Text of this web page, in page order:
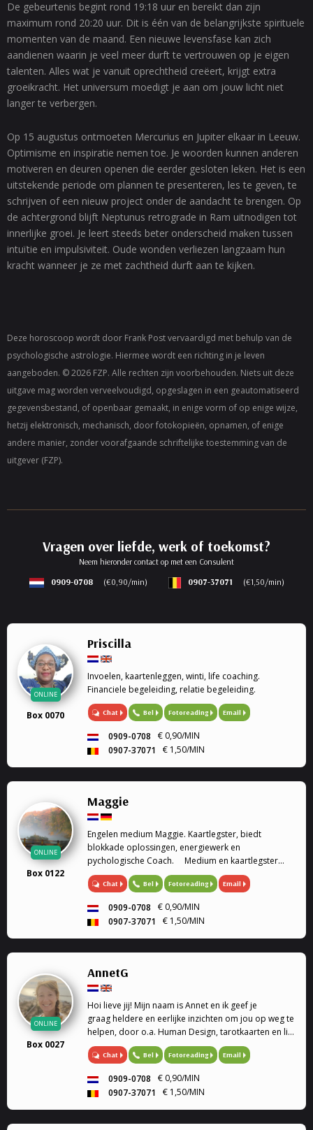
De gebeurtenis begint rond 19:18 uur en bereikt dan zijn
maximum rond 20:20 uur. Dit is één van de belangrijkste spirituele
momenten van de maand. Een nieuwe levensfase kan zich
aandienen waarin je veel meer durft te vertrouwen op je eigen
talenten. Alles wat je vanuit oprechtheid creëert, krijgt extra
groeikracht. Het universum moedigt je aan om jouw licht niet
langer te verbergen.
Op 15 augustus ontmoeten Mercurius en Jupiter elkaar in Leeuw.
Optimisme en inspiratie nemen toe. Je woorden kunnen anderen
motiveren en deuren openen die eerder gesloten leken. Het is een
uitstekende periode om plannen te presenteren, les te geven, te
schrijven of een nieuw project onder de aandacht te brengen. Op
de achtergrond blijft Neptunus retrograde in Ram uitnodigen tot
innerlijke groei. Je leert steeds beter onderscheid maken tussen
intuïtie en impulsiviteit. Oude wonden verliezen langzaam hun
kracht wanneer je ze met zachtheid durft aan te kijken.
Deze horoscoop wordt door Frank Post vervaardigd met behulp van de
psychologische astrologie. Hiermee wordt een richting in je leven
aangeboden. © 2026 FZP. Alle rechten zijn voorbehouden. Niets uit deze
uitgave mag worden verveelvoudigd, opgeslagen in een geautomatiseerd
gegevensbestand, of openbaar gemaakt, in enige vorm of op enige wijze,
hetzij elektronisch, mechanisch, door fotokopieën, opnamen, of enige
andere manier, zonder voorafgaande schriftelijke toestemming van de
uitgever (FZP).
Vragen over liefde, werk of toekomst?
Neem hieronder contact op met een Consulent
0909-0708
(€0,90/min) 0907-37071 (€1,50/min)
ONLINE
Box 0070
Priscilla
Invoelen, kaartenleggen, winti, life coaching.
Financiele begeleiding, relatie begeleiding.
Chat Bel Fotoreading Email
0909-0708
€ 0,90/MIN
0907-37071
€ 1,50/MIN
ONLINE
Box 0122
Maggie
Engelen medium Maggie. Kaartlegster, biedt
blokkade oplossingen, energiewerk en
pychologische Coach. Medium en kaartlegster
Mijn gaven (heldervoelend, helderwetend,
helderruikend, energiewerk) zet ik graag in om
Chat Bel Fotoreading Email
0909-0708
€ 0,90/MIN
0907-37071
€ 1,50/MIN
ONLINE
Box 0027
AnnetG
Hoi lieve jij! Mijn naam is Annet en ik geef je
graag heldere en eerlijke inzichten om jou op weg te
helpen, door o.a. Human Design, tarotkaarten en life
coaching.
Chat Bel Fotoreading Email
0909-0708
€ 0,90/MIN
0907-37071
€ 1,50/MIN